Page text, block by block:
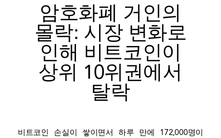
암호화폐 거인의
몰락: 시장 변화로
인해 비트코인이
상위 10위권에서
탈락
비트코인 손실이 쌓이면서 하루 만에 172,000명이